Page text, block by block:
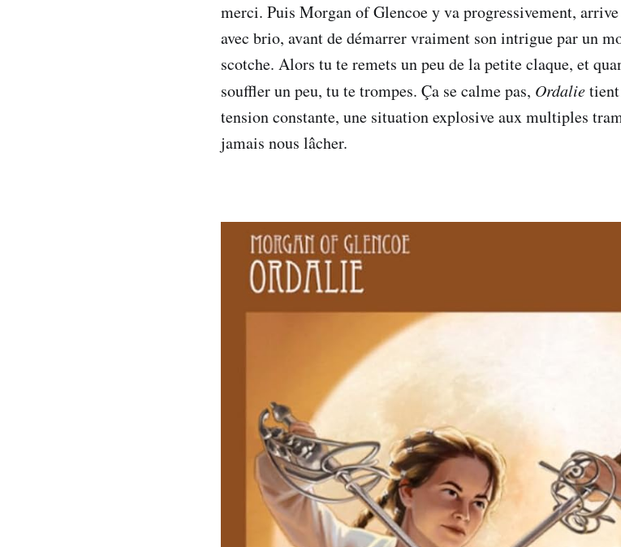
merci. Puis Morgan of Glencoe y va progressivement,
avec brio, avant de démarrer vraiment son intrigue par un
scotche. Alors tu te remets un peu de la petite claque, et
souffler un peu, tu te trompes. Ça se calme pas, Ordalie
tension constante, une situation explosive aux multiples
jamais nous lâcher.